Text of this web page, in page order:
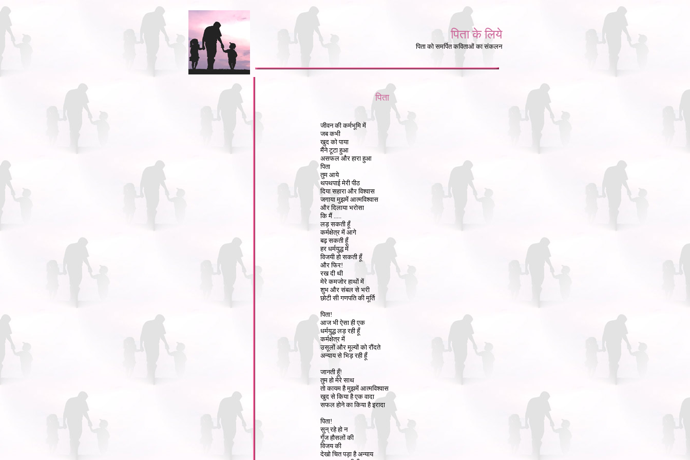
पिता के लिये
पिता को समर्पितकविताओं का संकलन
पिता
जीवन की कर्मभूमि में
जब कभी
खुद को पाया
मैंने टूटा हुआ
असफल और हारा हुआ
पिता
तुम आये
थपथपाई मेरी पीठ
दिया सहारा और विश्वास
जगाया मुझमें आत्मविश्वास
और दिलाया भरोसा
कि मैं .....
लड़ सकती हूँ
कर्मक्षेत्र में आगे
बढ़ सकती हूँ
हर धर्मयुद्ध में
विजयी हो सकती हूँ
और फिर!
रख दी थी
मेरे कमजोर हाथों में
शुभ और संबल से भरी
छोटी सी गणपति की मूर्ति
पिता!
आज भी ऐसा ही एक
धर्मयुद्ध लड़ रही हूँ
कर्मक्षेत्र में
उसूलों और मूल्यों को रौंदते
अन्याय से भिड़ रही हूँ
जानती हूँ!
तुम हो मेरे साथ
तो कायम है मुझमें आत्मविश्वास
खुद से किया है एक वादा
सफल होने का किया है इरादा
पिता!
सुन् रहे हो न
गूँज हौसलों की
विजय की
देखो चित पड़ा है अन्याय